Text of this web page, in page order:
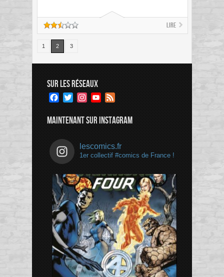
Lire
1 2 3
SUR LES RÉSEAUX
Facebook
TwitterInstagramYouTube
MAINTENANT SUR INSTAGRAM
lescomics.fr
1er collectif #comics de France !